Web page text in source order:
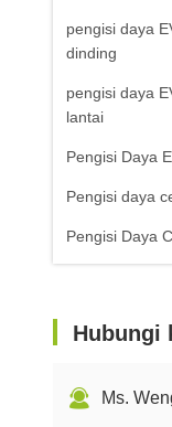
pengisi daya
dinding
pengisi daya
lantai
Pengisi Daya
Pengisi daya
Pengisi Daya
Hubungi
Ms.